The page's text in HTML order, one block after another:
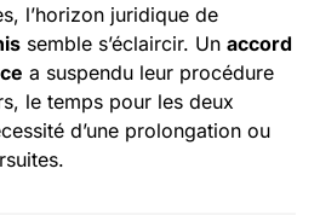
l’horizon juridique de
semble s’éclaircir. Un accord
a suspendu leur procédure
le temps pour les deux
d’une prolongation ou